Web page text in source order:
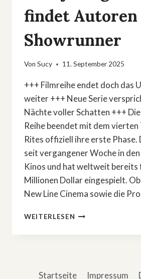
findet Autoren
Showrunner
Von Sucy 11. September 2025
+++ Filmreihe endet doch das
weiter +++ Neue Serie
Nächte voller Schatten +++
Reihe beendet mit dem vierten
Rites offiziell ihre erste Phase.
seit vergangener Woche in
Kinos und hat weltweit
Millionen Dollar eingespielt.
New Line Cinema sowie die
WEITERLESEN HORROR-
»CONJURING«-
UND
Startseite Impressum